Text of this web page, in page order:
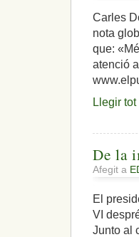
Carles
nota
que:
atenció
Llegir
De la
Afegit a
El
VI
Junto al